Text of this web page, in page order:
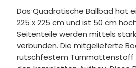
Das Quadratische Ballbad hat
225 x 225 cm und ist 50 cm
Seitenteile werden mittels
verbunden. Die mitgelieferte
rutschfestem